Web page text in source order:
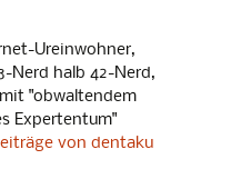
Ureinwohner,
Nerd halb 42-Nerd,
"obwaltendem
Expertentum"
von dentaku